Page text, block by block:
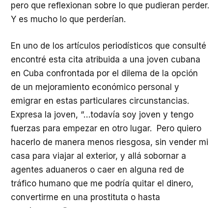
pero que reflexionan sobre lo que pudieran perder.
Y es mucho lo que perderían.
En uno de los artículos periodísticos que consulté
encontré esta cita atribuida a una joven cubana
en Cuba confrontada por el dilema de la opción
de un mejoramiento económico personal y
emigrar en estas particulares circunstancias.
Expresa la joven, “…todavía soy joven y tengo
fuerzas para empezar en otro lugar. Pero quiero
hacerlo de manera menos riesgosa, sin vender mi
casa para viajar al exterior, y allá sobornar a
agentes aduaneros o caer en alguna red de
tráfico humano que me podría quitar el dinero,
convertirme en una prostituta o hasta